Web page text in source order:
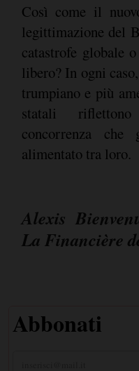
Così come il
legittimazione del
catastrofe globale
libero? In ogni
trumpiano e più
statali riflettono
concorrenza
alimentato tra loro.
Alexis
La Financière